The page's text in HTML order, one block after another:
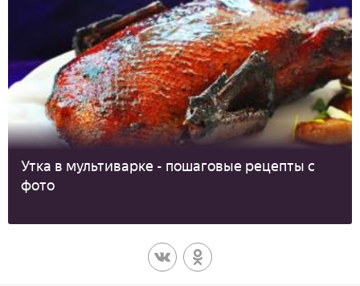
Утка в мультиварке - пошаговые рецепты с
фото